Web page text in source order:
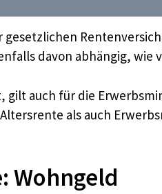
davon abhängig,
gilt auch für die
als auch
Wohngeld